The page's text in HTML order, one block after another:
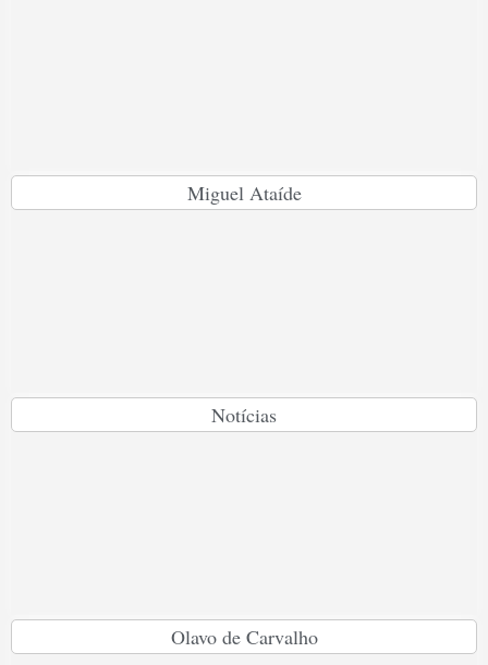
Miguel Ataíde
Notícias
Olavo de Carvalho